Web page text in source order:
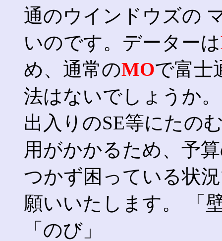
通のウインドウズの
いのです。データーは
め、通常のMOで富士
法はないでしょうか
出入りのSE等にたの
用がかかるため、予
つかず困っている状
願いいたします。 「
「のび」